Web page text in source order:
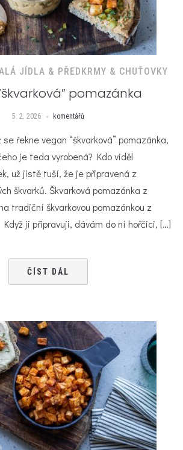
JÍDLA & PŘEDKRMY & CHUŤOVKY
pomazánka
5. 2. 2026 komentářů
řekne vegan “škvarková” pomazánka,
je teda vyrobená? Kdo viděl
už jistě tuší, že je připravená z
škvarků. Škvarková pomazánka z
tradiční škvarkovou pomazánkou z
Když ji připravuji, dávám do ní hořčici, […]
ČÍST DÁL